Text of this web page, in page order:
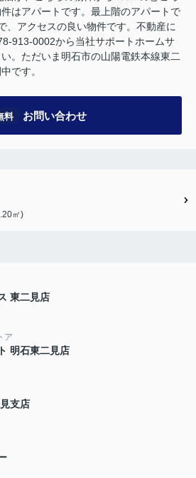
はアパートです。最上階のアパートで
、アクセスの良い物件です。不動産に
913-0002から当社サポートホームサ
。ただいま明石市の山陽電鉄本線東二
です。
料 お問い合わせ
㎡)
東二見店
ア
明石東二見店
支店